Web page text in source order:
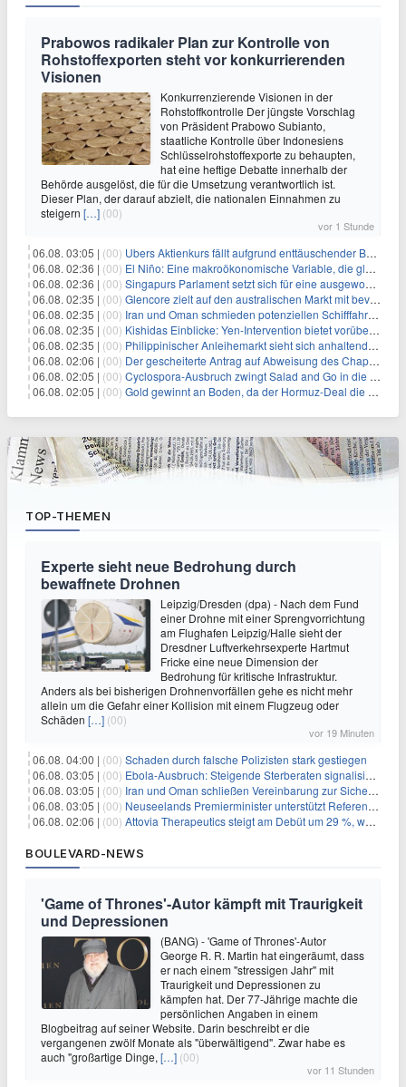
Prabowos radikaler Plan zur Kontrolle von
Rohstoffexporten steht vor konkurrierenden
Visionen
Konkurrenzierende Visionen in der
Rohstoffkontrolle Der jüngste Vorschlag
von Präsident Prabowo Subianto,
staatliche Kontrolle über Indonesiens
Schlüsselrohstoffexporte zu behaupten,
hat eine heftige Debatte innerhalb der
Behörde ausgelöst, die für die Umsetzung verantwortlich ist.
Dieser Plan, der darauf abzielt, die nationalen Einnahmen zu
steigern […] (00)
vor 1 Stunde
06.08. 03:05 | (00) Ubers Aktienkurs fällt aufgrund enttäuschender Buchungsprognose
06.08. 02:36 | (00) El Niño: Eine makroökonomische Variable, die globale Wirtschaftslandschaften umgestaltet
06.08. 02:36 | (00) Singapurs Parlament setzt sich für eine ausgewogene wirtschaftliche Zukunft ein
06.08. 02:35 | (00) Glencore zielt auf den australischen Markt mit bevorstehendem Sekundärlisting
06.08. 02:35 | (00) Iran und Oman schmieden potenziellen Schifffahrtsvertrag im Hormuskanal
06.08. 02:35 | (00) Kishidas Einblicke: Yen-Intervention bietet vorübergehende Erleichterung, keine langfristige Lösung
06.08. 02:35 | (00) Philippinischer Anleihemarkt sieht sich anhaltendem Rückgang angesichts persistierender Inflationssorgen gegenüber
06.08. 02:06 | (00) Der gescheiterte Antrag auf Abweisung des Chapter 11 des ehemaligen Dolphin-CEOs
06.08. 02:05 | (00) Cyclospora-Ausbruch zwingt Salad and Go in die Insolvenz: Eine warnende Geschichte für Investoren
06.08. 02:05 | (00) Gold gewinnt an Boden, da der Hormuz-Deal die Zinserhöhungsängste lindert
TOP-THEMEN
Experte sieht neue Bedrohung durch
bewaffnete Drohnen
Leipzig/Dresden (dpa) - Nach dem Fund
einer Drohne mit einer Sprengvorrichtung
am Flughafen Leipzig/Halle sieht der
Dresdner Luftverkehrsexperte Hartmut
Fricke eine neue Dimension der
Bedrohung für kritische Infrastruktur.
Anders als bei bisherigen Drohnenvorfällen gehe es nicht mehr
allein um die Gefahr einer Kollision mit einem Flugzeug oder
Schäden […] (00)
vor 19 Minuten
06.08. 04:00 | (00) Schaden durch falsche Polizisten stark gestiegen
06.08. 03:05 | (00) Ebola-Ausbruch: Steigende Sterberaten signalisieren dringenden Bedarf an verbesserter Gesundheitsinfrastruktur
06.08. 03:05 | (00) Iran und Oman schließen Vereinbarung zur Sicherung des Schiffsverkehrs durch die Straße von Hormuz
06.08. 03:05 | (00) Neuseelands Premierminister unterstützt Referendum über das Wahlsystem: Ein Schritt in Richtung verbesserter demokratischer Beteiligung
06.08. 02:06 | (00) Attovia Therapeutics steigt am Debüt um 29 %, was starkes Investorenvertrauen in biotechnologische Innovation signalisiert
BOULEVARD-NEWS
'Game of Thrones'-Autor kämpft mit Traurigkeit
und Depressionen
(BANG) - 'Game of Thrones'-Autor
George R. R. Martin hat eingeräumt, dass
er nach einem "stressigen Jahr" mit
Traurigkeit und Depressionen zu
kämpfen hat. Der 77-Jährige machte die
persönlichen Angaben in einem
Blogbeitrag auf seiner Website. Darin beschreibt er die
vergangenen zwölf Monate als "überwältigend". Zwar habe es
auch "großartige Dinge, […] (00)
vor 11 Stunden